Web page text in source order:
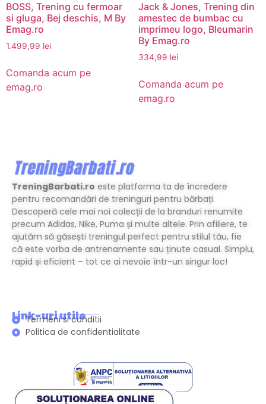
BOSS, Trening cu fermoar
si gluga, Bej deschis, M By
Emag.ro
1.499,99 lei
Comanda acum pe
emag.ro
Jack & Jones, Trening din
amestec de bumbac cu
imprimeu logo, Bleumarin
By Emag.ro
334,99 lei
Comanda acum pe
emag.ro
TreningBarbati.ro este platforma ta de încredere
pentru recomandări de treninguri pentru bărbați.
Descoperă cele mai noi colecții de la branduri renumite
precum Adidas, Nike, Puma și multe altele. Prin afiliere, te
ajutăm să găsești treningul perfect pentru stilul tău, fie
că este vorba de antrenamente sau ținute casual. Simplu,
rapid și eficient – tot ce ai nevoie într-un singur loc!
Link-uri utile
Termeni si conditii
Politica de confidentialitate